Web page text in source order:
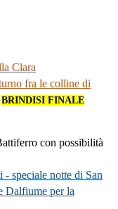
Clara
fra le colline di
BRINDISI FINALE
con possibilità
- speciale notte di San
Dalfiume per la